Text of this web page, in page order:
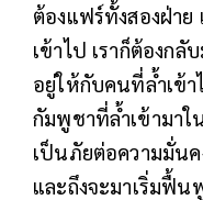
ต้องแฟร์ทั้งสองฝ่าย
เข้าไป เราก็ต้องก
อยู่ให้กับคนที่ล้ำเข้
กัมพูชาที่ล้ำเข้ามาใ
เป็นภัยต่อความมั่น
และถึงจะมาเริ่มฟื้น